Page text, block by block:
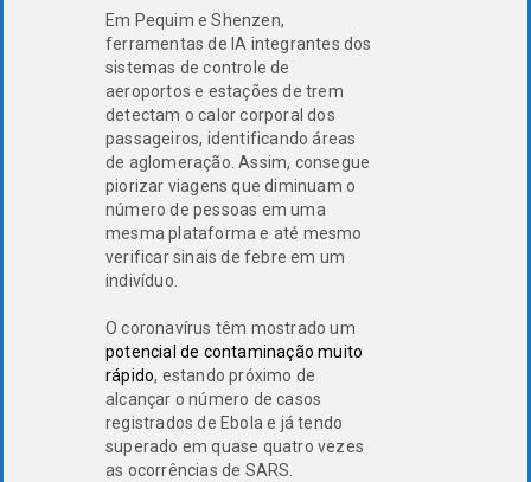
Em Pequim e Shenzen,
ferramentas de IA integrantes dos
sistemas de controle de
aeroportos e estações de trem
detectam o calor corporal dos
passageiros, identificando áreas
de aglomeração. Assim, consegue
piorizar viagens que diminuam o
número de pessoas em uma
mesma plataforma e até mesmo
verificar sinais de febre em um
indivíduo.
O coronavírus têm mostrado um
potencial de contaminação muito
rápido, estando próximo de
alcançar o número de casos
registrados de Ebola e já tendo
superado em quase quatro vezes
as ocorrências de SARS.